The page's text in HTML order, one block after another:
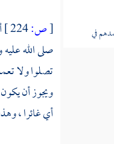
في
[ص:
صلى الله
تصلوا ولا
ويجوز أن
أي غائرا ،